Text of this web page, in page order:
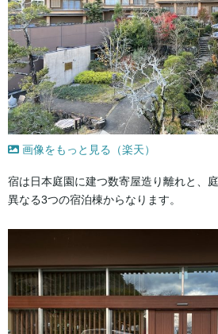
画像をもっと見る（楽天）
宿は日本庭園に建つ数寄屋造り離れと、
異なる3つの宿泊棟からなります。